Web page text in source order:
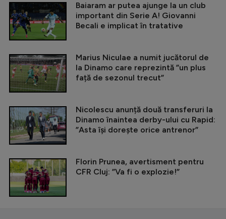
Baiaram ar putea ajunge la un club
important din Serie A! Giovanni
Becali e implicat în tratative
Marius Niculae a numit jucătorul de
la Dinamo care reprezintă ”un plus
față de sezonul trecut”
Nicolescu anunță două transferuri la
Dinamo înaintea derby-ului cu Rapid:
”Asta își dorește orice antrenor”
Florin Prunea, avertisment pentru
CFR Cluj: ”Va fi o explozie!”